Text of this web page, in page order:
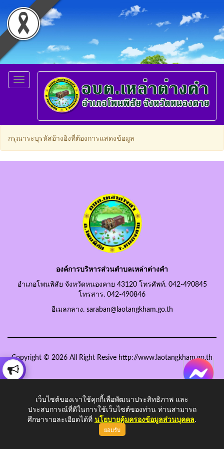
Toggle
navigation
กรุณาระบุรหัสอ้างอิงที่ต้องการแสดงข้อมูล
องค์การบริหารส่วนตำบลเหล่าต่างคำ
อำเภอโพนพิสัย จังหวัดหนองคาย 43120 โทรศัพท์. 042-490845
โทรสาร. 042-490846
อีเมลกลาง. saraban@laotangkham.go.th
Copyright © 2026 All Right Resive http://www.laotangkham.go.th
เว็บไซต์ของเราใช้คุกกี้เพื่อพัฒนาประสิทธิภาพ และ
ประสบการณ์ที่ดีในการใช้เว็บไซต์ของท่าน ท่านสามารถ
ศึกษารายละเอียดได้ที่ นโยบายคุ้มครองข้อมูลส่วนบุคคล.
ยอมรับ